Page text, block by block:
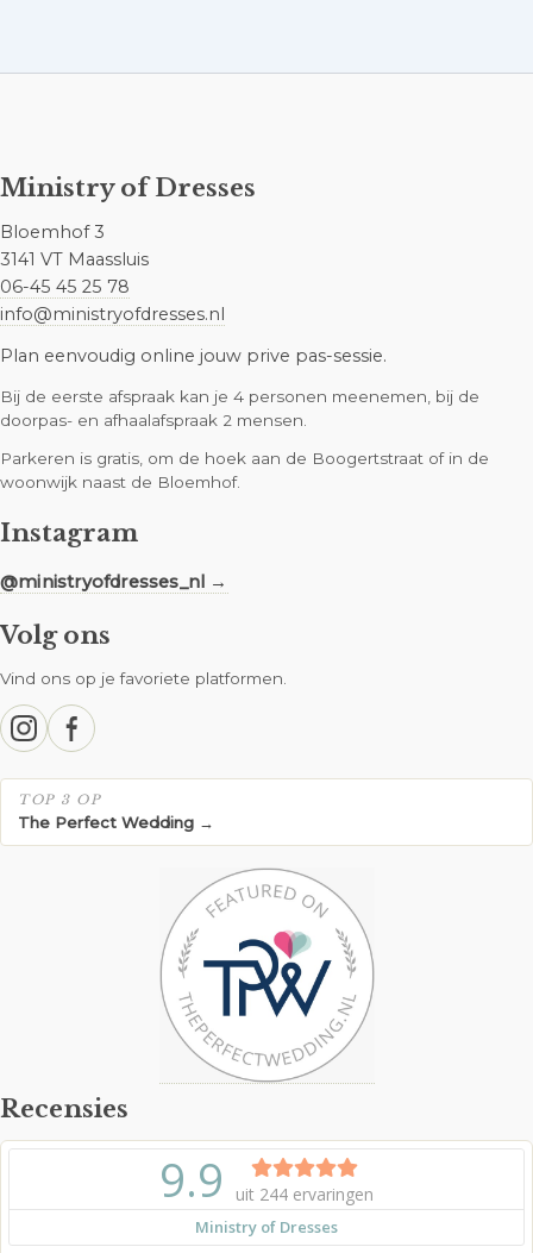
Ministry of Dresses
Bloemhof 3
3141 VT Maassluis
06-45 45 25 78
info@ministryofdresses.nl
Plan eenvoudig online jouw prive pas-sessie.
Bij de eerste afspraak kan je 4 personen meenemen, bij de
doorpas- en afhaalafspraak 2 mensen.
Parkeren is gratis, om de hoek aan de Boogertstraat of in de
woonwijk naast de Bloemhof.
Instagram
@ministryofdresses_nl →
Volg ons
Vind ons op je favoriete platformen.
TOP 3 OP
The Perfect Wedding →
Recensies